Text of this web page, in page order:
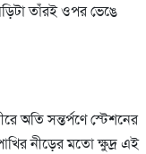
তাঁরই ওপর ভেঙে
অতি সন্তর্পণে স্টেশনের
নীড়ের মতো ক্ষুদ্র এই